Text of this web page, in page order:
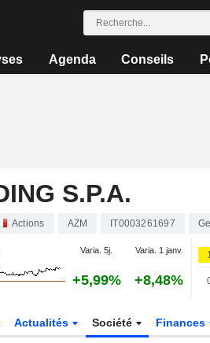
Agenda Conseils
S.P.A.
Actions AZM IT0003261697
Varia. 5j. Varia. 1 janv.
+5,99% +8,48%
Actualités Société Finances